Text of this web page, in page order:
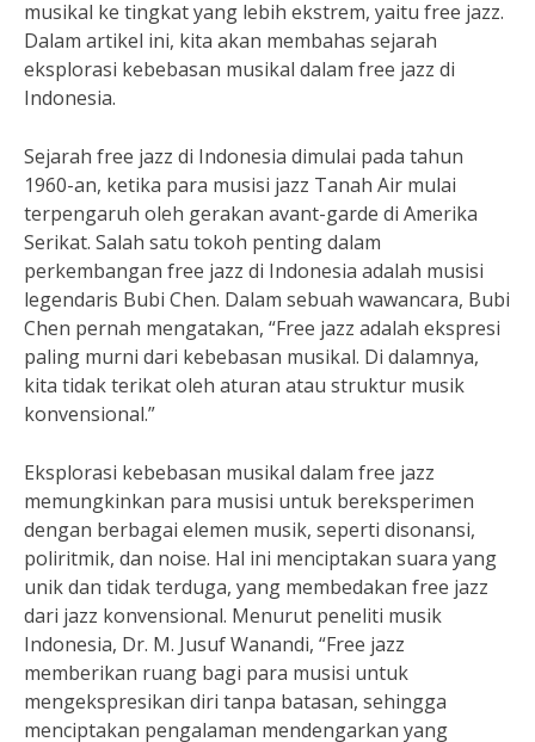
musikal ke tingkat yang lebih ekstrem, yaitu free jazz.
Dalam artikel ini, kita akan membahas sejarah
eksplorasi kebebasan musikal dalam free jazz di
Indonesia.
Sejarah free jazz di Indonesia dimulai pada tahun
1960-an, ketika para musisi jazz Tanah Air mulai
terpengaruh oleh gerakan avant-garde di Amerika
Serikat. Salah satu tokoh penting dalam
perkembangan free jazz di Indonesia adalah musisi
legendaris Bubi Chen. Dalam sebuah wawancara, Bubi
Chen pernah mengatakan, “Free jazz adalah ekspresi
paling murni dari kebebasan musikal. Di dalamnya,
kita tidak terikat oleh aturan atau struktur musik
konvensional.”
Eksplorasi kebebasan musikal dalam free jazz
memungkinkan para musisi untuk bereksperimen
dengan berbagai elemen musik, seperti disonansi,
poliritmik, dan noise. Hal ini menciptakan suara yang
unik dan tidak terduga, yang membedakan free jazz
dari jazz konvensional. Menurut peneliti musik
Indonesia, Dr. M. Jusuf Wanandi, “Free jazz
memberikan ruang bagi para musisi untuk
mengekspresikan diri tanpa batasan, sehingga
menciptakan pengalaman mendengarkan yang